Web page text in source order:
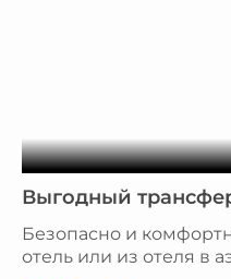
Выгодный
Безопасно и
отель или из отеля в